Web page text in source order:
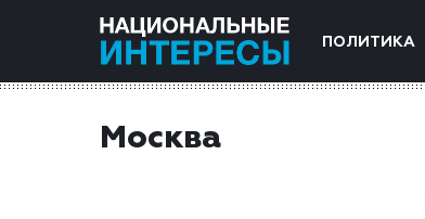
ПОЛИТИКА
Москва